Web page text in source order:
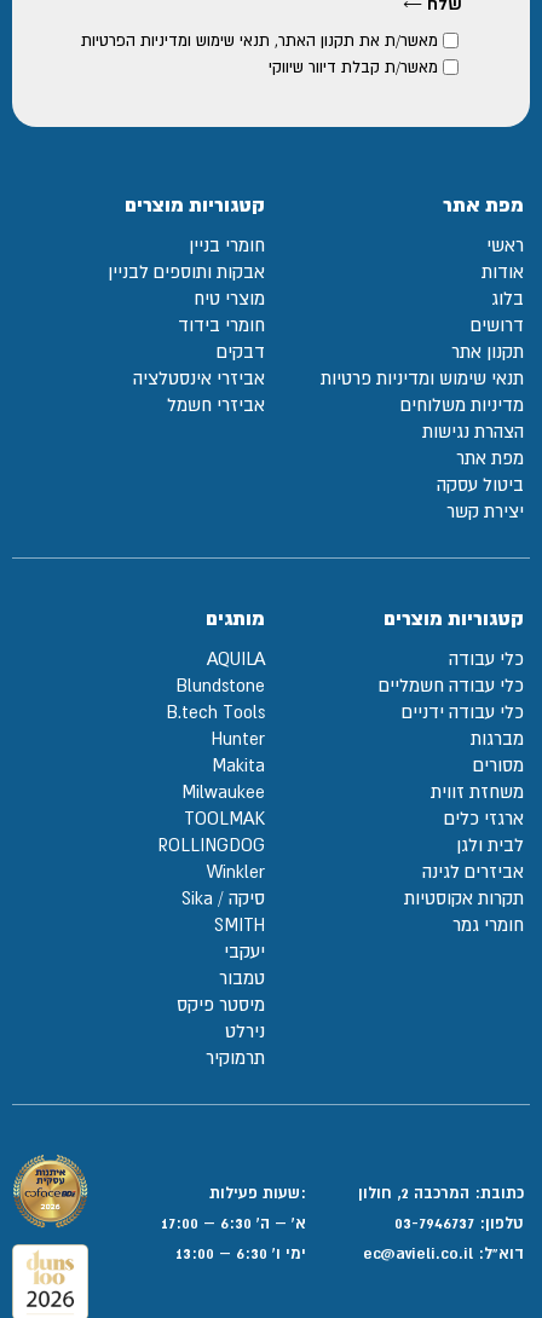
מאשר/ת את תקנון האתר, תנאי שימוש ומדיניות הפרטיות
מאשר/ת קבלת דיוור שיווקי
מפת אתר
ראשי
אודות
בלוג
דרושים
תקנון אתר
תנאי שימוש ומדיניות פרטיות
מדיניות משלוחים
הצהרת נגישות
מפת אתר
ביטול עסקה
יצירת קשר
קטגוריות מוצרים
חומרי בניין
אבקות ותוספים לבניין
מוצרי טיח
חומרי בידוד
דבקים
אביזרי אינסטלציה
אביזרי חשמל
קטגוריות מוצרים
כלי עבודה
כלי עבודה חשמליים
כלי עבודה ידניים
מברגות
מסורים
משחזת זווית
ארגזי כלים
לבית ולגן
אביזרים לגינה
תקרות אקוסטיות
חומרי גמר
מותגים
AQUILA
Blundstone
B.tech Tools
Hunter
Makita
Milwaukee
TOOLMAK
ROLLINGDOG
Winkler
סיקה / Sika
SMITH
יעקבי
טמבור
מיסטר פיקס
נירלט
תרמוקיר
כתובת: המרכבה 2, חולון
טלפון: 03-7946737
דוא”ל:
:שעות פעילות
א' – ה' 6:30 – 17:00
ימי ו' 6:30 – 13:00